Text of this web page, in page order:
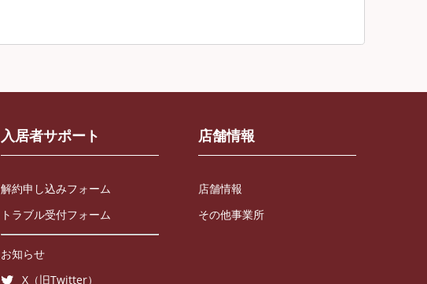
入居者サポート
解約申し込みフォーム
トラブル受付フォーム
お知らせ
X（旧Twitter）
店舗情報
店舗情報
その他事業所